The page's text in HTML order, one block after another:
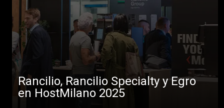
Rancilio, Rancilio Specialty y Egro
en HostMilano 2025